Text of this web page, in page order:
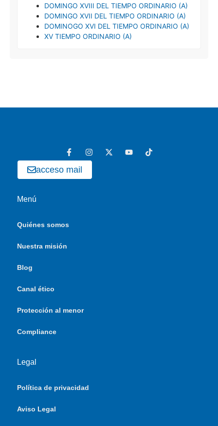
DOMINGO XVIII DEL TIEMPO ORDINARIO (A)
DOMINGO XVII DEL TIEMPO ORDINARIO (A)
DOMINOGO XVI DEL TIEMPO ORDINARIO (A)
XV TIEMPO ORDINARIO (A)
acceso mail
Menú
Quiénes somos
Nuestra misión
Blog
Canal ético
Protección al menor
Compliance
Legal
Política de privacidad
Aviso Legal